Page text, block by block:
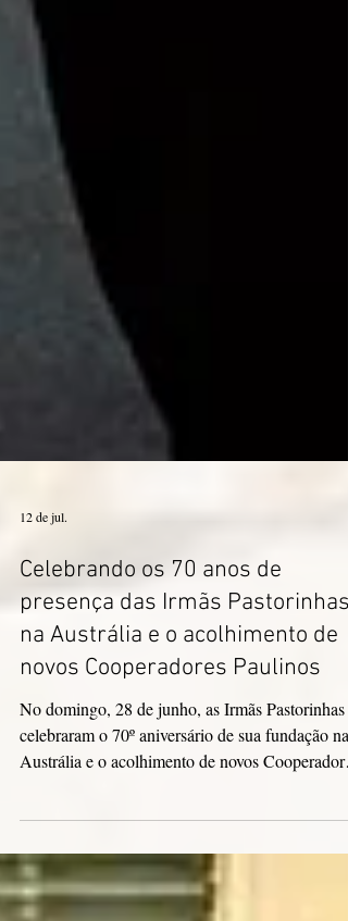
12 de jul.
Celebrando os 70 anos de
presença das Irmãs Pastorinhas
na Austrália e o acolhimento de
novos Cooperadores Paulinos
No domingo, 28 de junho, as Irmãs Pastorinhas
celebraram o 70º aniversário de sua fundação na
São Damião, em Bundoora, Victoria, marcada
um pequeno concerto seguido pela celebração
eucarística. A tarde começou às 13h, com a Ir.